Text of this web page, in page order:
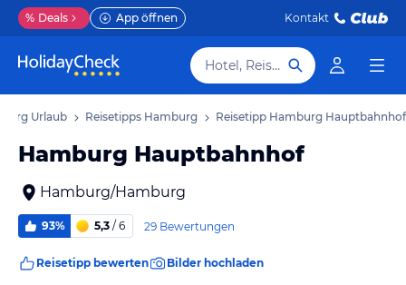
% Deals App öffnen Kontakt
Hotel, Reiseziel
Urlaub Reisetipps Hamburg Reisetipp Hamburg Hauptbahnhof
Hamburg Hauptbahnhof
Hamburg/Hamburg
93% 5,3 / 6 29 Bewertungen
Reisetipp bewerten Bilder hochladen